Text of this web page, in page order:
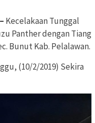
Kecelakaan Tunggal
Panther dengan Tiang
Bunut Kab. Pelalawan.
(10/2/2019) Sekira